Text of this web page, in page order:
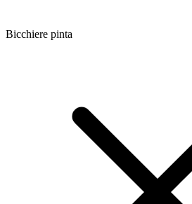
Bicchiere pinta